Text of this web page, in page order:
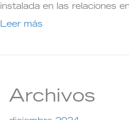
instalada en las relaciones
Leer más
Archivos